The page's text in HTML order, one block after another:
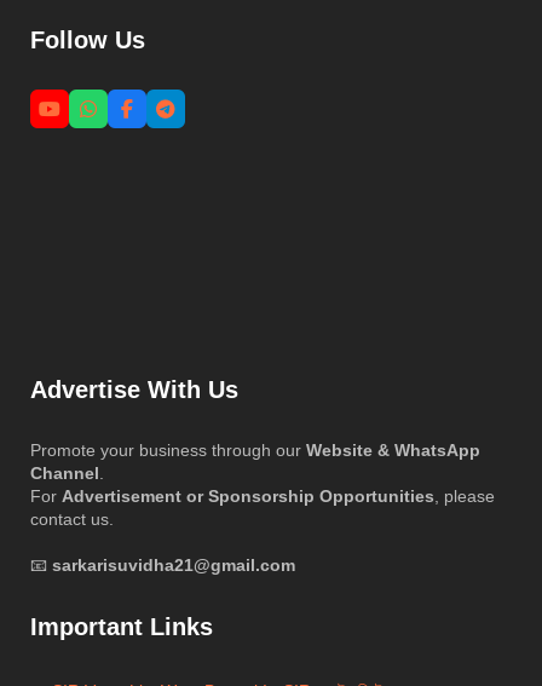
Follow Us
Advertise With Us
Promote your business through our Website & WhatsApp
Channel.
For Advertisement or Sponsorship Opportunities, please
contact us.
📧 sarkarisuvidha21@gmail.com
Important Links